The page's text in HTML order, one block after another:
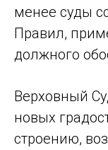
менее суды
Правил,
должного
Верховный
новых
строению,